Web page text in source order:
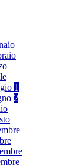
1
2